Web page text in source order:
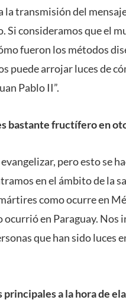
la transmisión del
Si consideramos que el
fueron los métodos
puede arrojar luces de
Pablo II”.
bastante fructífero en
pero esto se
en el ámbito de la
como ocurre en
en Paraguay. Nos
que han sido luces
principales a la hora de